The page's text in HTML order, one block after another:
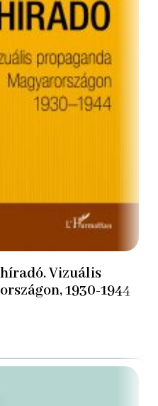
Vizuális
1930-1944